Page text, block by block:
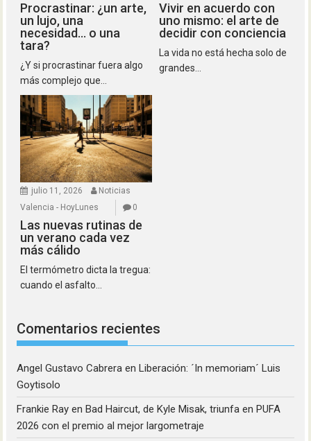
Procrastinar: ¿un arte,
un lujo, una
necesidad… o una
tara?
¿Y si procrastinar fuera algo
más complejo que...
Vivir en acuerdo con
uno mismo: el arte de
decidir con conciencia
La vida no está hecha solo de
grandes...
julio 11, 2026
Noticias
Valencia - HoyLunes
0
Las nuevas rutinas de
un verano cada vez
más cálido
El termómetro dicta la tregua:
cuando el asfalto...
Comentarios recientes
Angel Gustavo Cabrera enLiberación: ´In memoriam´ Luis
Goytisolo
Frankie Ray enBad Haircut, de Kyle Misak, triunfa en PUFA
2026 con el premio al mejor largometraje